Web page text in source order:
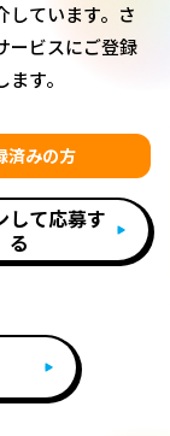
しています。さ
ービスにご登録
す。
済みの方
して応募す
る